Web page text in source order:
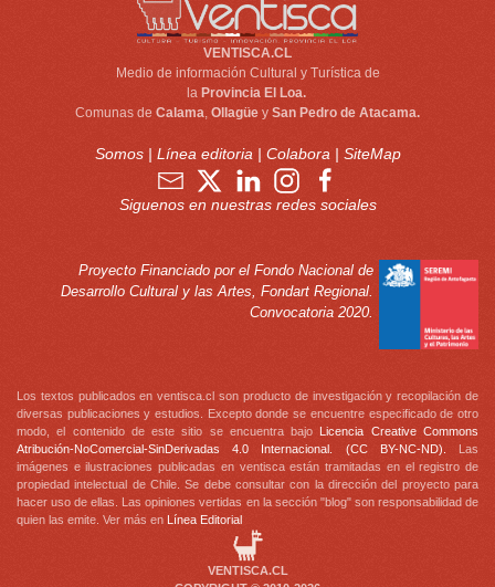
VENTISCA.CL
Medio de información Cultural y Turística de
la Provincia El Loa.
Comunas de Calama, Ollagüe y San Pedro de Atacama.
Somos| Línea editoria | Colabora | SiteMap
Siguenos en nuestras redes sociales
Proyecto Financiado por el Fondo Nacional de
Desarrollo Cultural y las Artes, Fondart Regional.
Convocatoria 2020.
Los textos publicados en ventisca.cl son producto de investigación y recopilación de
diversas publicaciones y estudios. Excepto donde se encuentre especificado de otro
modo, el contenido de este sitio se encuentra bajo
Licencia Creative Commons
Atribución-NoComercial-SinDerivadas 4.0 Internacional. (CC BY-NC-ND). Las
imágenes e ilustraciones publicadas en ventisca están tramitadas en el registro de
propiedad intelectual de Chile. Se debe consultar con la dirección del proyecto para
hacer uso de ellas. Las opiniones vertidas en la sección "blog" son responsabilidad de
quien las emite. Ver más en Línea Editorial
VENTISCA.CL